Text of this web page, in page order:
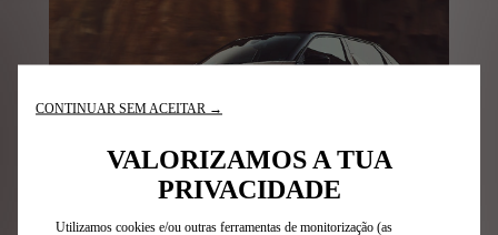
CONTINUAR SEM ACEITAR →
VALORIZAMOS A TUA
PRIVACIDADE
Utilizamos cookies e/ou outras ferramentas de monitorização (as